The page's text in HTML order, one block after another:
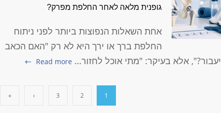
גופנית מלאה לאחר החלפת מפרק?
אחת השאלות הנפוצות ביותר לפני ניתוח
החלפת ברך או ירך היא לא רק "האם הכאב
יעבור?", אלא בעיקר: "מתי אוכל לחזור… Read more
1
2
3
›
»